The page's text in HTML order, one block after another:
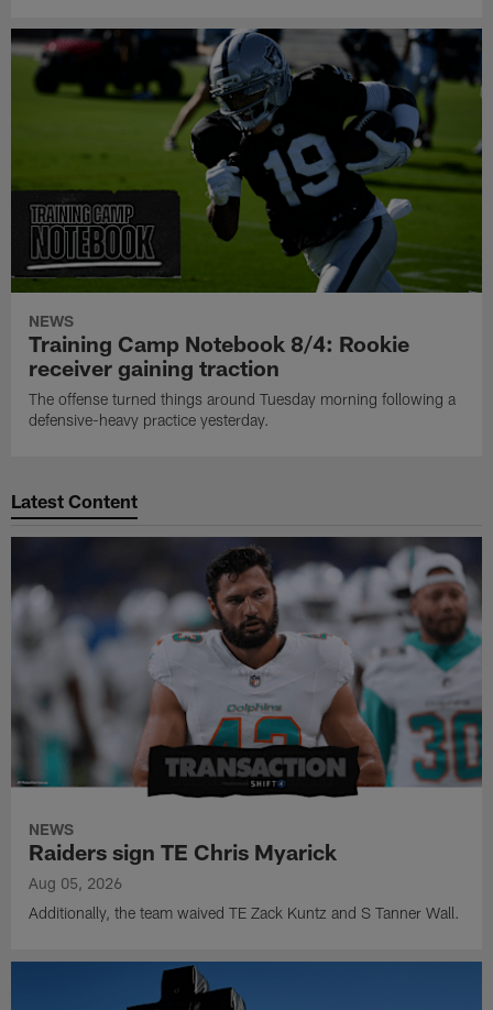
NEWS
Training Camp Notebook 8/4: Rookie
receiver gaining traction
The offense turned things around Tuesday morning following a
defensive-heavy practice yesterday.
Latest Content
NEWS
Raiders sign TE Chris Myarick
Aug 05, 2026
Additionally, the team waived TE Zack Kuntz and S Tanner Wall.